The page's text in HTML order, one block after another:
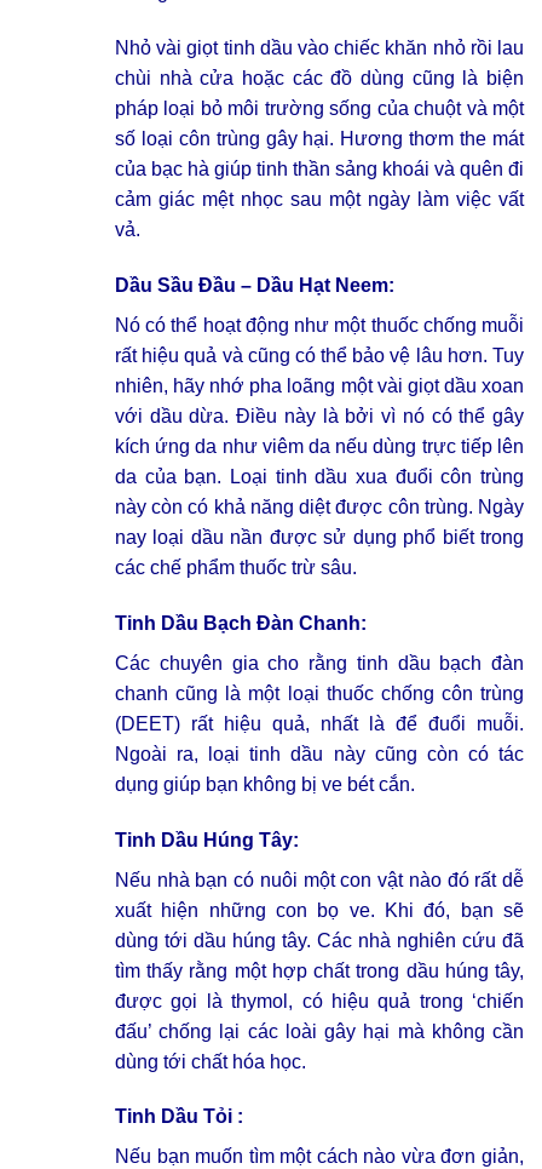
Nhỏ vài giọt tinh dầu vào chiếc khăn nhỏ rồi lau
chùi nhà cửa hoặc các đồ dùng cũng là biện
pháp loại bỏ môi trường sống của chuột và một
số loại côn trùng gây hại. Hương thơm the mát
của bạc hà giúp tinh thần sảng khoái và quên đi
cảm giác mệt nhọc sau một ngày làm việc vất
vả.
Dầu Sầu Đầu – Dầu Hạt Neem:
Nó có thể hoạt động như một thuốc chống muỗi
rất hiệu quả và cũng có thể bảo vệ lâu hơn. Tuy
nhiên, hãy nhớ pha loãng một vài giọt dầu xoan
với dầu dừa. Điều này là bởi vì nó có thể gây
kích ứng da như viêm da nếu dùng trực tiếp lên
da của bạn. Loại tinh dầu xua đuổi côn trùng
này còn có khả năng diệt được côn trùng. Ngày
nay loại dầu nần được sử dụng phổ biết trong
các chế phẩm thuốc trừ sâu.
Tinh Dầu Bạch Đàn Chanh:
Các chuyên gia cho rằng tinh dầu bạch đàn
chanh cũng là một loại thuốc chống côn trùng
(DEET) rất hiệu quả, nhất là để đuổi muỗi.
Ngoài ra, loại tinh dầu này cũng còn có tác
dụng giúp bạn không bị ve bét cắn.
Tinh Dầu Húng Tây:
Nếu nhà bạn có nuôi một con vật nào đó rất dễ
xuất hiện những con bọ ve. Khi đó, bạn sẽ
dùng tới dầu húng tây. Các nhà nghiên cứu đã
tìm thấy rằng một hợp chất trong dầu húng tây,
được gọi là thymol, có hiệu quả trong ‘chiến
đấu’ chống lại các loài gây hại mà không cần
dùng tới chất hóa học.
Tinh Dầu Tỏi :
Nếu bạn muốn tìm một cách nào vừa đơn giản,